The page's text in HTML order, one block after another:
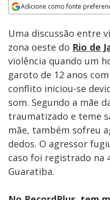
Adicione como fonte
Ativar
Uma discussão entre
zona oeste do Rio de
violência quando um
garoto de 12 anos
conflito iniciou-se
som. Segundo a mãe
traumatizado e teme
mãe, também sofreu
dedos. O agressor
caso foi registrado na
Guaratiba.